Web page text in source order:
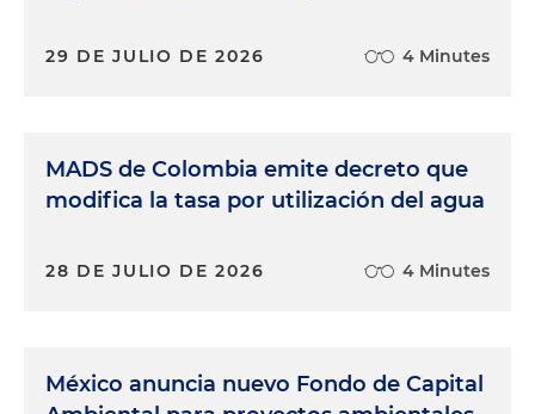
29 DE JULIO DE 2026 4 Minutes
MADS de Colombia emite decreto que
modifica la tasa por utilización del agua
28 DE JULIO DE 2026 4 Minutes
México anuncia nuevo Fondo de Capital